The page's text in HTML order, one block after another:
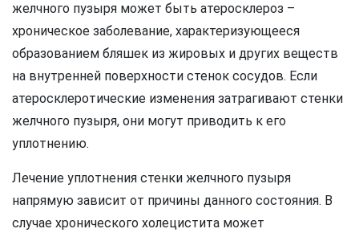
желчного пузыря может быть атеросклероз –
хроническое заболевание, характеризующееся
образованием бляшек из жировых и других веществ
на внутренней поверхности стенок сосудов. Если
атеросклеротические изменения затрагивают стенки
желчного пузыря, они могут приводить к его
уплотнению.
Лечение уплотнения стенки желчного пузыря
напрямую зависит от причины данного состояния. В
случае хронического холецистита может